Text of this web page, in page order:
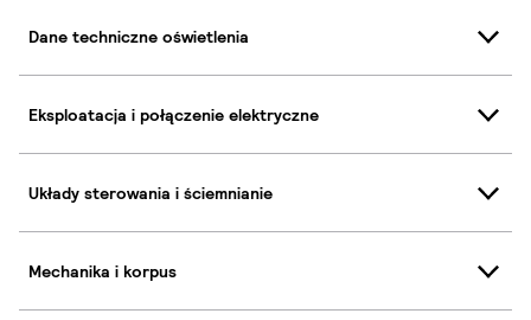
Dane techniczne oświetlenia
Eksploatacja i połączenie elektryczne
Układy sterowania i ściemnianie
Mechanika i korpus